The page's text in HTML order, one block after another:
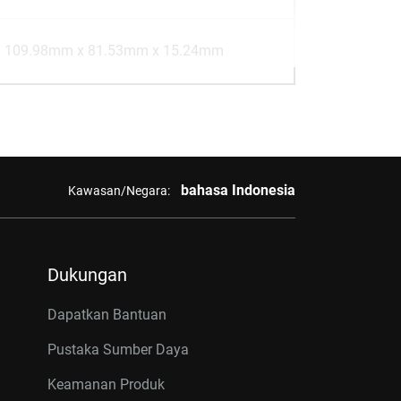
109.98mm x 81.53mm x 15.24mm
Kawasan/Negara: bahasa Indonesia
Dukungan
Dapatkan Bantuan
Pustaka Sumber Daya
Keamanan Produk